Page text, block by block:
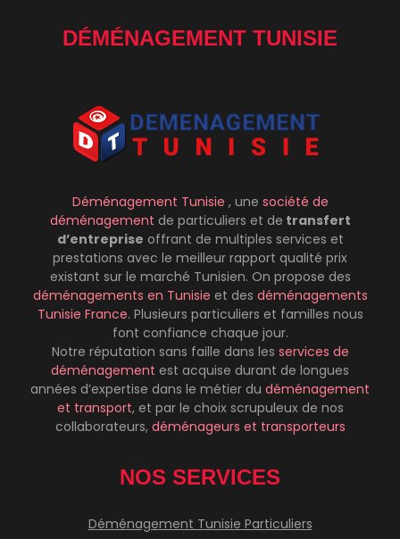
DÉMÉNAGEMENT TUNISIE
Déménagement Tunisie , une société de
déménagement de particuliers et de transfert
d’entreprise offrant de multiples services et
prestations avec le meilleur rapport qualité prix
existant sur le marché Tunisien. On propose des
déménagements en Tunisie et des déménagements
Tunisie France. Plusieurs particuliers et familles nous
font confiance chaque jour.
Notre réputation sans faille dans les services de
déménagement est acquise durant de longues
années d’expertise dans le métier du déménagement
et transport, et par le choix scrupuleux de nos
collaborateurs, déménageurs et transporteurs
NOS SERVICES
Déménagement Tunisie Particuliers